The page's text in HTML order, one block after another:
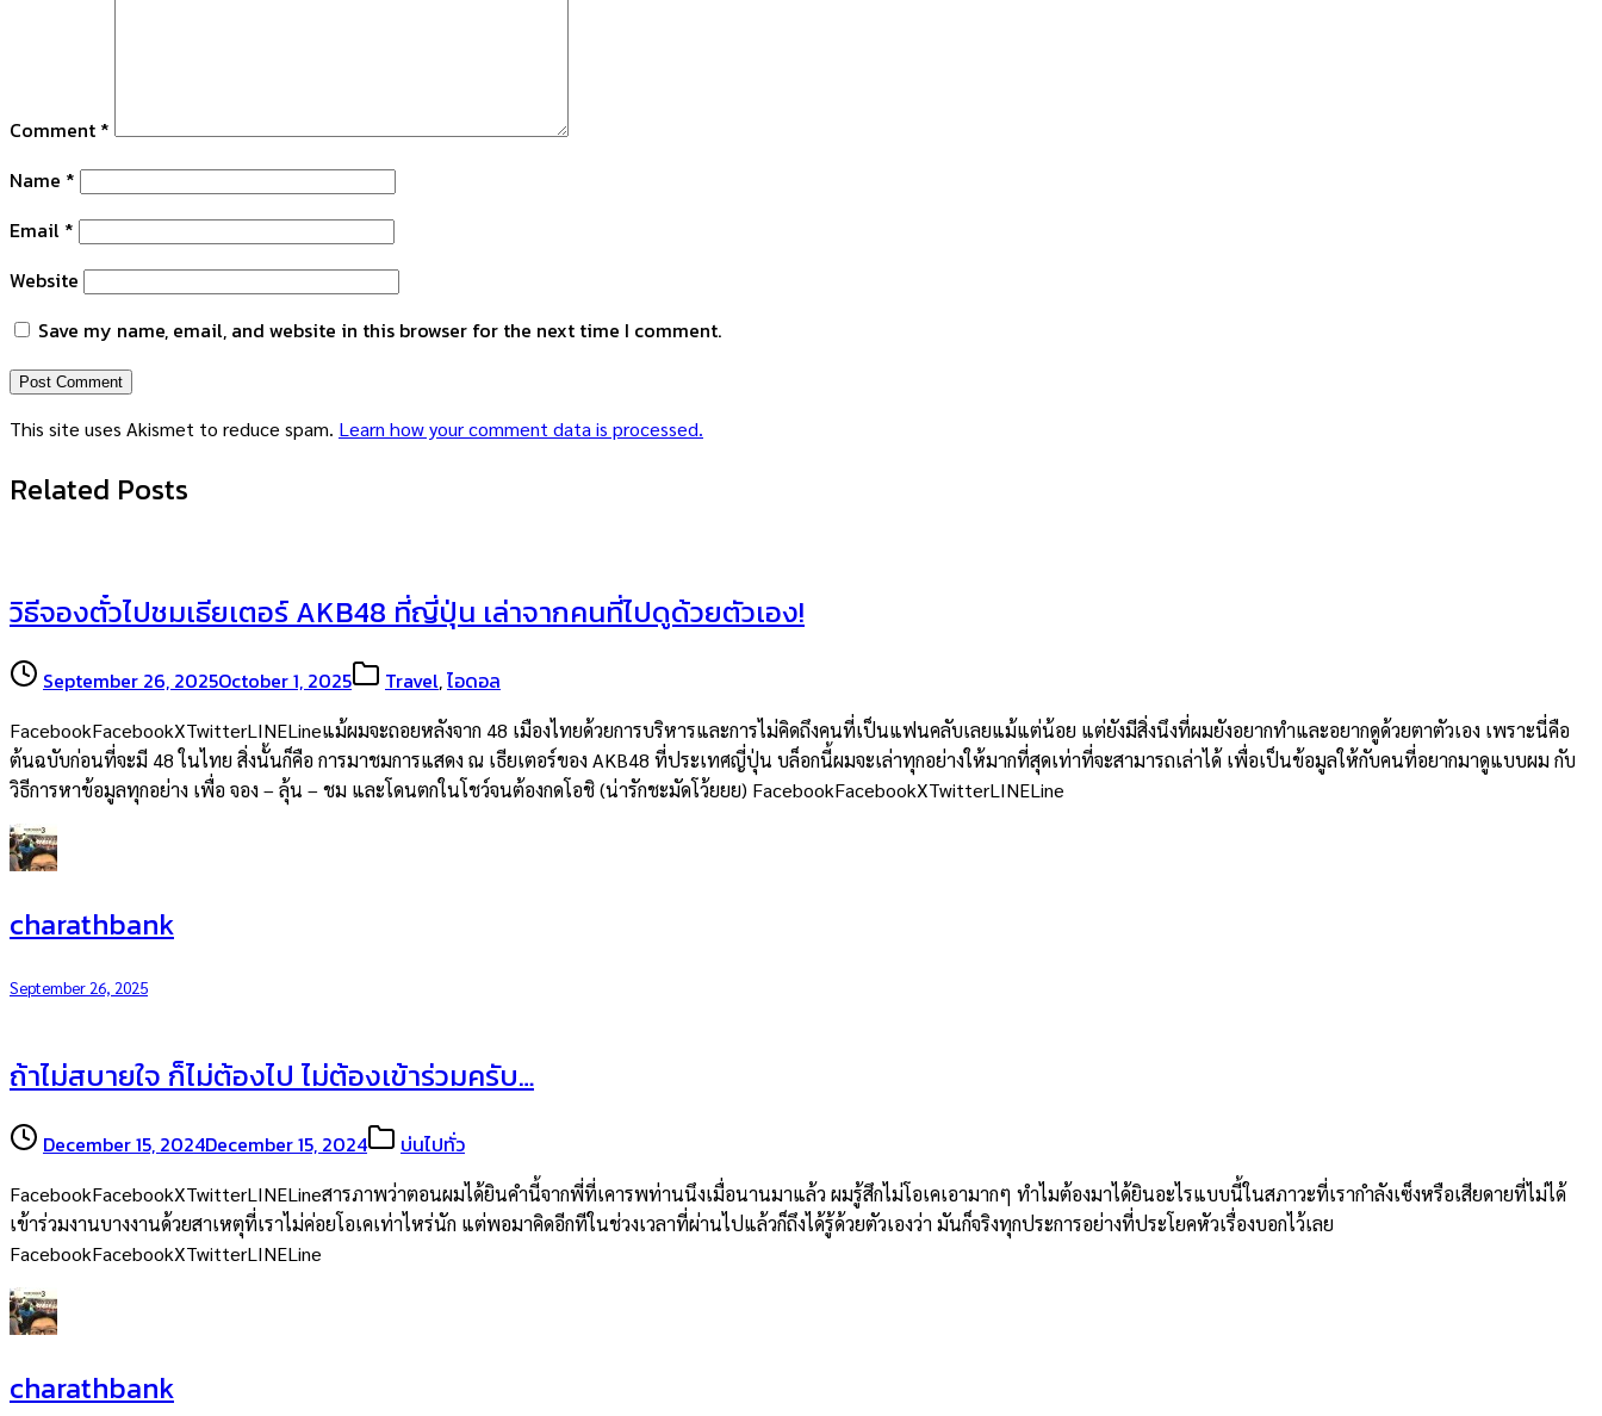
Comment *
Name *
Email *
Website
Save my name, email, and website in this browser for the next time I comment.
This site uses Akismet to reduce spam. Learn how your comment data is processed.
Related Posts
วิธีจองตั๋วไปชมเธียเตอร์ AKB48 ที่ญี่ปุ่น เล่าจากคนที่ไปดูด้วยตัวเอง!
September 26, 2025October 1, 2025 Travel,ไอดอล
FacebookFacebookXTwitterLINELineแม้ผมจะถอยหลังจาก 48 เมืองไทยด้วยการบริหารและการไม่คิดถึงคนที่เป็นแฟนคลับเลยแม้แต่น้อย แต่ยังมีสิ่งนึงที่ผมยังอยากทำและอยากดูด้วยตาตัวเอง เพราะนี่คือ
ต้นฉบับก่อนที่จะมี 48 ในไทย สิ่งนั้นก็คือ การมาชมการแสดง ณ เธียเตอร์ของ AKB48 ที่ประเทศญี่ปุ่น บล็อกนี้ผมจะเล่าทุกอย่างให้มากที่สุดเท่าที่จะสามารถเล่าได้ เพื่อเป็นข้อมูลให้กับคนที่อยากมาดูแบบผม กับ
วิธีการหาข้อมูลทุกอย่าง เพื่อ จอง – ลุ้น – ชม และโดนตกในโชว์จนต้องกดโอชิ (น่ารักชะมัดโว้ยยย) FacebookFacebookXTwitterLINELine
charathbank
September 26, 2025
ถ้าไม่สบายใจ ก็ไม่ต้องไป ไม่ต้องเข้าร่วมครับ…
December 15, 2024December 15, 2024 บ่นไปทั่ว
FacebookFacebookXTwitterLINELineสารภาพว่าตอนผมได้ยินคำนี้จากพี่ที่เคารพท่านนึงเมื่อนานมาแล้ว ผมรู้สึกไม่โอเคเอามากๆ ทำไมต้องมาได้ยินอะไรแบบนี้ในสภาวะที่เรากำลังเซ็งหรือเสียดายที่ไม่ได้
เข้าร่วมงานบางงานด้วยสาเหตุที่เราไม่ค่อยโอเคเท่าไหร่นัก แต่พอมาคิดอีกทีในช่วงเวลาที่ผ่านไปแล้วก็ถึงได้รู้ด้วยตัวเองว่า มันก็จริงทุกประการอย่างที่ประโยคหัวเรื่องบอกไว้เลย
FacebookFacebookXTwitterLINELine
charathbank